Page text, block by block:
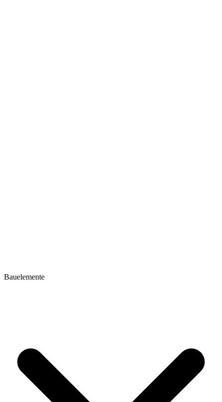
Bauelemente